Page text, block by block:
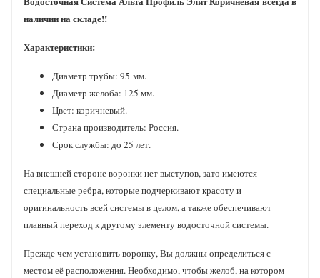
наличии на складе!!
Характеристики:
Диаметр трубы: 95 мм.
Диаметр желоба: 125 мм.
Цвет: коричневый.
Страна производитель: Россия.
Срок службы: до 25 лет.
На внешней стороне воронки нет выступов, зато имеются
специальные ребра, которые подчеркивают красоту и
оригинальность всей системы в целом, а также обеспечивают
плавный переход к другому элементу водосточной системы.
Прежде чем установить воронку, Вы должны определиться с
местом её расположения. Необходимо, чтобы желоб, на котором